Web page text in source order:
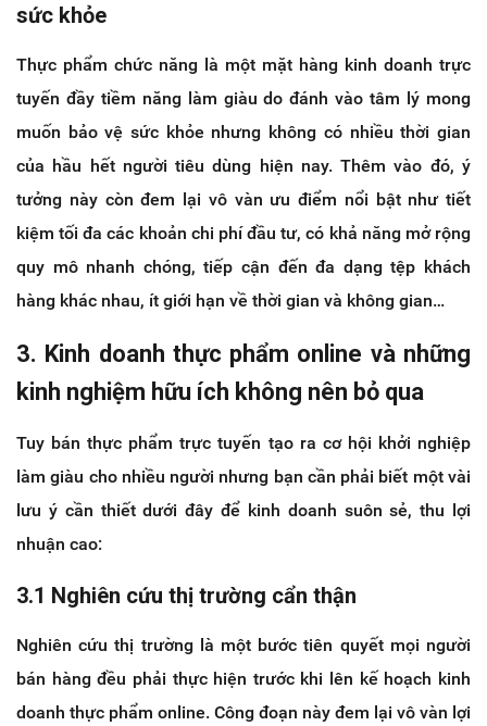
sức khỏe
Thực phẩm chức năng là một mặt hàng kinh doanh trực
tuyến đầy tiềm năng làm giàu do đánh vào tâm lý mong
muốn bảo vệ sức khỏe nhưng không có nhiều thời gian
của hầu hết người tiêu dùng hiện nay. Thêm vào đó, ý
tưởng này còn đem lại vô vàn ưu điểm nổi bật như tiết
kiệm tối đa các khoản chi phí đầu tư, có khả năng mở rộng
quy mô nhanh chóng, tiếp cận đến đa dạng tệp khách
hàng khác nhau, ít giới hạn về thời gian và không gian…
3. Kinh doanh thực phẩm online và những
kinh nghiệm hữu ích không nên bỏ qua
Tuy bán thực phẩm trực tuyến tạo ra cơ hội khởi nghiệp
làm giàu cho nhiều người nhưng bạn cần phải biết một vài
lưu ý cần thiết dưới đây để kinh doanh suôn sẻ, thu lợi
nhuận cao:
3.1 Nghiên cứu thị trường cẩn thận
Nghiên cứu thị trường là một bước tiên quyết mọi người
bán hàng đều phải thực hiện trước khi lên kế hoạch kinh
doanh thực phẩm online. Công đoạn này đem lại vô vàn lợi